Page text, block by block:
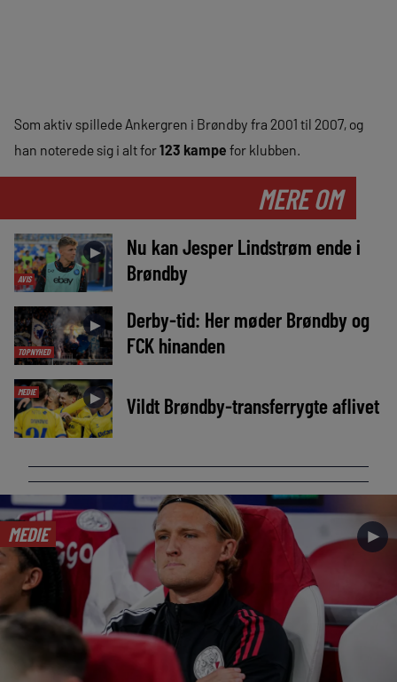
Som aktiv spillede Ankergren i Brøndby fra 2001 til 2007, og
han noterede sig i alt for123 kampe for klubben.
MERE OM
AVIS
►
Nu kan Jesper Lindstrøm ende i
Brøndby
TOPNYHED
►
Derby-tid: Her møder Brøndby og
FCK hinanden
MEDIE ► Vildt Brøndby-transferrygte aflivet
MEDIE ►